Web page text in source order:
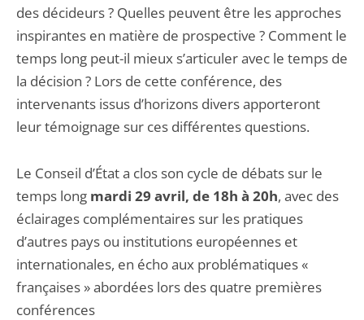
des décideurs ? Quelles peuvent être les approches
inspirantes en matière de prospective ? Comment le
temps long peut-il mieux s’articuler avec le temps de
la décision ? Lors de cette conférence, des
intervenants issus d’horizons divers apporteront
leur témoignage sur ces différentes questions.
Le Conseil d’État a clos son cycle de débats sur le
temps long mardi 29 avril, de 18h à 20h, avec des
éclairages complémentaires sur les pratiques
d’autres pays ou institutions européennes et
internationales, en écho aux problématiques «
françaises » abordées lors des quatre premières
conférences